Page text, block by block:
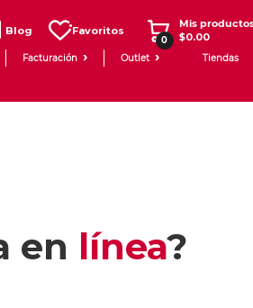
Blog Favoritos
0
Mis
$0.00
Facturación Outlet Tiendas
en línea?